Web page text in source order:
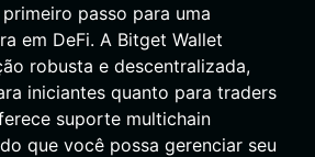
passo para uma
em DeFi. A Bitget Wallet
robusta e descentralizada,
iniciantes quanto para traders
suporte multichain
que você possa gerenciar seu